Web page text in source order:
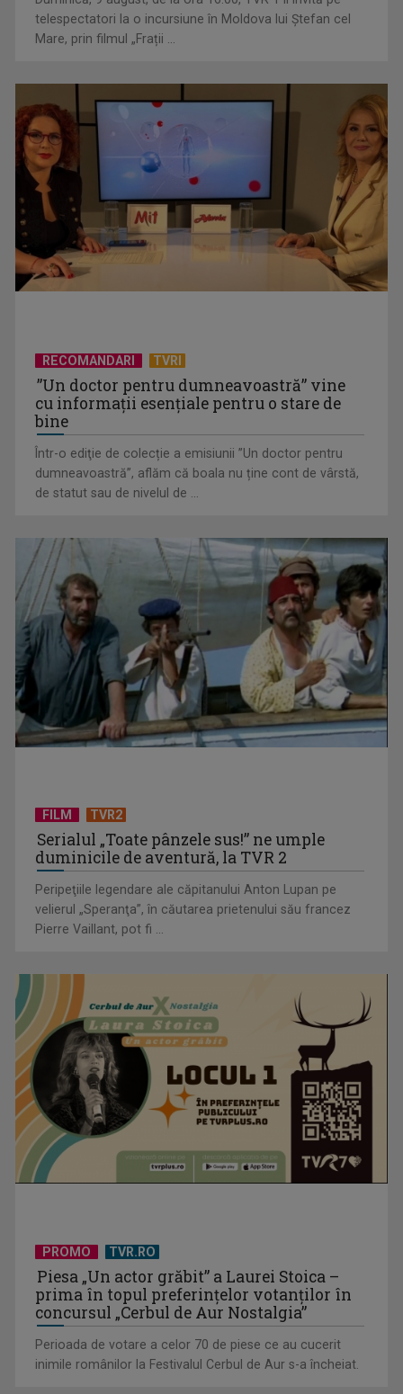
Cupa Mondială de fotbal 2026: 16-imile de finală în perioada
28 iunie – 3 iulie
David Popovici, aur și în finala de 200 de metri liber de la
Trofeul Sette Colli
CM 2026: Etapa a 3-a, în perioada 24-28 iunie
Spectacolul rezistenței, ambiției și performanței!
Campionatul European de ...
direct şi în ...
telespectatori la o incursiune în Moldova lui Ștefan cel
Mare, prin filmul „Frații ...
RECOMANDARI TVRI
”Un doctor pentru dumneavoastră” vine
cu informații esențiale pentru o stare de
bine
Într-o ediţie de colecție a emisiunii ”Un doctor pentru
dumneavoastră”, aflăm că boala nu ține cont de vârstă,
de statut sau de nivelul de ...
FILM TVR2
Serialul „Toate pânzele sus!” ne umple
duminicile de aventură, la TVR 2
Peripeţiile legendare ale căpitanului Anton Lupan pe
velierul „Speranţa”, în căutarea prietenului său francez
Pierre Vaillant, pot fi ...
PROMO TVR.RO
Piesa „Un actor grăbit” a Laurei Stoica –
prima în topul preferinţelor votanţilor în
concursul „Cerbul de Aur Nostalgia”
Perioada de votare a celor 70 de piese ce au cucerit
inimile românilor la Festivalul Cerbul de Aur s-a încheiat.